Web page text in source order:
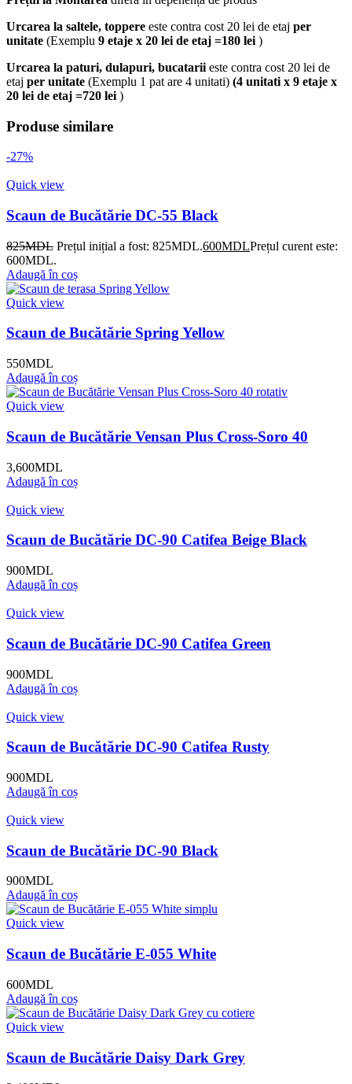
Urcarea la saltele, toppere este contra cost 20 lei de etaj per
unitate (Exemplu 9 etaje x 20 lei de etaj =180 lei )
Urcarea la paturi, dulapuri, bucatarii este contra cost 20 lei de
etaj per unitate (Exemplu 1 pat are 4 unitati) (4 unitati x 9 etaje x
20 lei de etaj =720 lei )
Produse similare
-27%
Quick view
Scaun de Bucătărie DC-55 Black
825MDL Prețul inițial a fost: 825MDL.600MDLPrețul curent este:
600MDL.
Adaugă în coș
Quick view
Scaun de Bucătărie Spring Yellow
550MDL
Adaugă în coș
Quick view
Scaun de Bucătărie Vensan Plus Cross-Soro 40
3,600MDL
Adaugă în coș
Quick view
Scaun de Bucătărie DC-90 Catifea Beige Black
900MDL
Adaugă în coș
Quick view
Scaun de Bucătărie DC-90 Catifea Green
900MDL
Adaugă în coș
Quick view
Scaun de Bucătărie DC-90 Catifea Rusty
900MDL
Adaugă în coș
Quick view
Scaun de Bucătărie DC-90 Black
900MDL
Adaugă în coș
Quick view
Scaun de Bucătărie E-055 White
600MDL
Adaugă în coș
Quick view
Scaun de Bucătărie Daisy Dark Grey